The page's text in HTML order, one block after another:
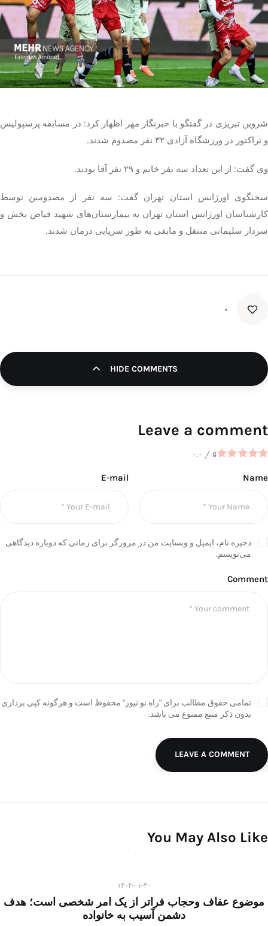
تک کده
پایگاه خبری آبان
خرید موتور ایمپلنت
شروین تبریزی در گفتگو با خبرنگار مهر اظهار کرد: در مسابقه پرسپولیس
و تراکتور در ورزشگاه آزادی ۳۲ نفر مصدوم شدند.
وی گفت: از این تعداد سه نفر خانم و ۲۹ نفر آقا بودند.
سخنگوی اورژانس استان تهران گفت: سه نفر از مصدومین توسط
کارشناسان اورژانس استان تهران به بیمارستان‌های شهید فیاض بخش و
سردار سلیمانی منتقل و مابقی به طور سرپایی درمان شدند.
۰
HIDE COMMENTS
Leave a comment
۰.۰ / ۵
Name
E-mail
ذخیره نام، ایمیل و وبسایت من در مرورگر برای زمانی که دوباره دیدگاهی
می‌نویسم.
Comment
تمامی حقوق مطالب برای "راه نو نیوز" محفوظ است و هرگونه کپی برداری
بدون ذکر منبع ممنوع می باشد.
LEAVE A COMMENT
You May Also Like
۱۴۰۴-۰۱-۳۰
موضوع عفاف وحجاب فراتر از یک امر شخصی است؛ هدف
دشمن آسیب به خانواده